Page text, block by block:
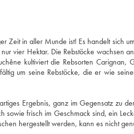
Zeit in aller Munde ist! Es handelt sich
vier Hektar. Die Rebstöcke wachsen
kultiviert die Rebsorten Carignan,
um seine Rebstöcke, die er wie
Ergebnis, ganz im Gegensatz zu
frisch im Geschmack sind, ein
hergestellt werden, kann es nicht